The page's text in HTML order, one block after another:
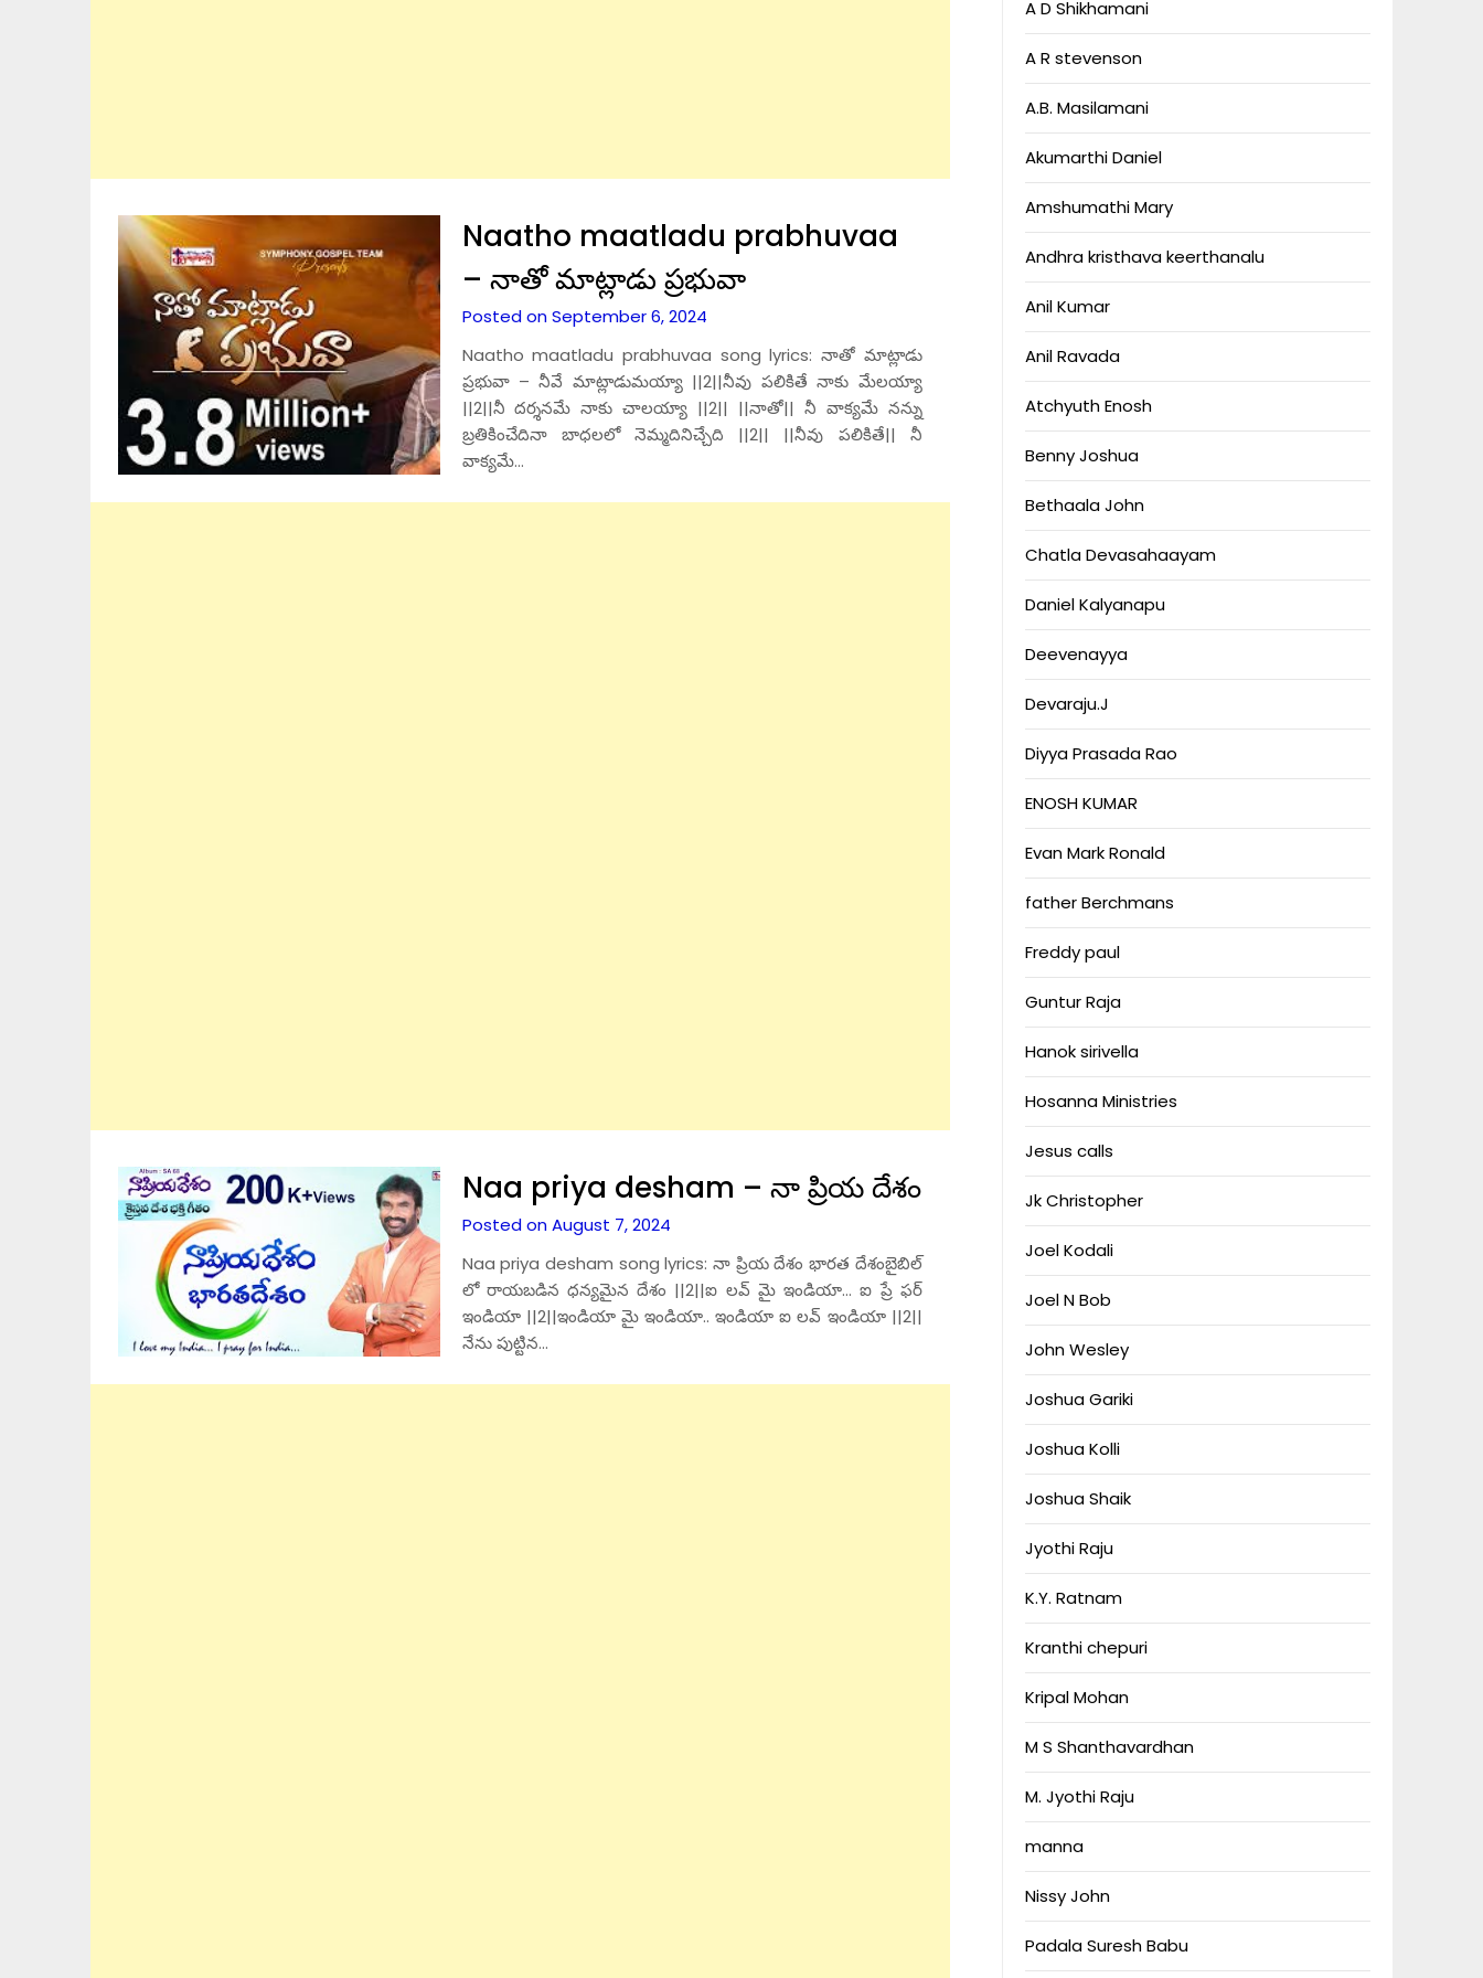
Naatho maatladu prabhuvaa
– నాతో మాట్లాడు ప్రభువా
Posted on September 6, 2024
Naatho maatladu prabhuvaa song lyrics: నాతో మాట్లాడు
ప్రభువా – నీవే మాట్లాడుమయ్యా ||2||నీవు పలికితే నాకు మేలయ్యా
||2||నీ దర్శనమే నాకు చాలయ్యా ||2|| ||నాతో|| నీ వాక్యమే నన్ను
బ్రతికించేదినా బాధలలో నెమ్మదినిచ్చేది ||2|| ||నీవు పలికితే|| నీ
వాక్యమే…
Naa priya desham – నా ప్రియ దేశం
Posted on August 7, 2024
Naa priya desham song lyrics: నా ప్రియ దేశం భారత దేశంబైబిల్
లో రాయబడిన ధన్యమైన దేశం ||2||ఐ లవ్ మై ఇండియా… ఐ ప్రే ఫర్
ఇండియా ||2||ఇండియా మై ఇండియా.. ఇండియా ఐ లవ్ ఇండియా ||2||
నేను పుట్టిన…
A D Shikhamani
A R stevenson
A.B. Masilamani
Akumarthi Daniel
Amshumathi Mary
Andhra kristhava keerthanalu
Anil Kumar
Anil Ravada
Atchyuth Enosh
Benny Joshua
Bethaala John
Chatla Devasahaayam
Daniel Kalyanapu
Deevenayya
Devaraju.J
Diyya Prasada Rao
ENOSH KUMAR
Evan Mark Ronald
father Berchmans
Freddy paul
Guntur Raja
Hanok sirivella
Hosanna Ministries
Jesus calls
Jk Christopher
Joel Kodali
Joel N Bob
John Wesley
Joshua Gariki
Joshua Kolli
Joshua Shaik
Jyothi Raju
K.Y. Ratnam
Kranthi chepuri
Kripal Mohan
M S Shanthavardhan
M. Jyothi Raju
manna
Nissy John
Padala Suresh Babu